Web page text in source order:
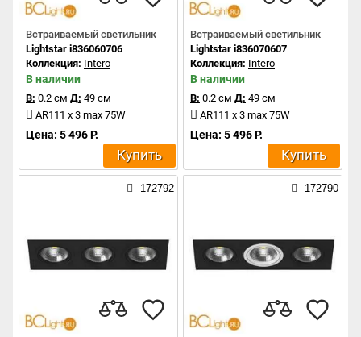
Встраиваемый светильник
Lightstar i836060706
Коллекция: Intero
В наличии
В: 0.2 см Д: 49 см
AR111 x 3 max 75W
Цена: 5 496 Р.
Купить
Встраиваемый светильник
Lightstar i836070607
Коллекция: Intero
В наличии
В: 0.2 см Д: 49 см
AR111 x 3 max 75W
Цена: 5 496 Р.
Купить
172792 172790